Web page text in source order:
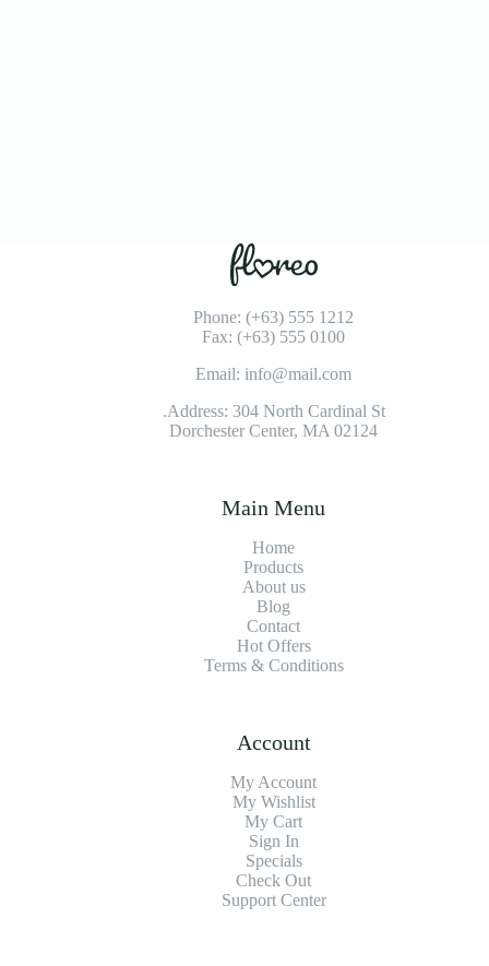
Phone: (+63) 555 1212
Fax: (+63) 555 0100
Email: info@mail.com
Address: 304 North Cardinal St.
Dorchester Center, MA 02124
Main Menu
Home
Products
About us
Blog
Contact
Hot Offers
Terms & Conditions
Account
My Account
My Wishlist
My Cart
Sign In
Specials
Check Out
Support Center